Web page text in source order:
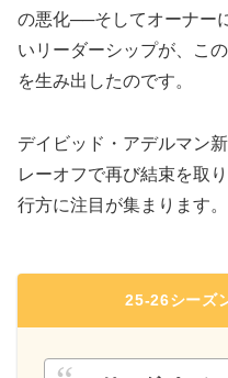
の悪化──そしてオーナー
いリーダーシップが、こ
を生み出したのです。
デイビッド・アデルマン
レーオフで再び結束を取
行方に注目が集まります。
25-26シーズ